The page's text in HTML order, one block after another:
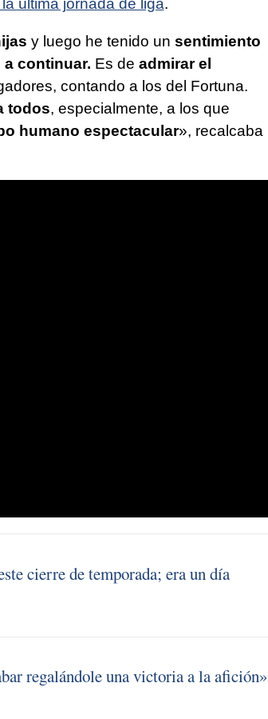
y luego he tenido un sentimiento
continuar. Es de admirar el
contando a los del Fortuna.
todos, especialmente, a los que
humano espectacular», recalcaba
cierre de temporada; era un día
regalándole una victoria a la afición»